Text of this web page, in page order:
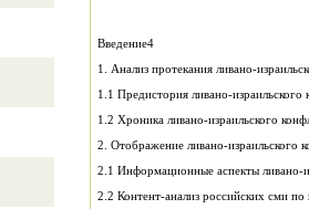
Введение4
1. Анализ протекания ливано-
1.1 Предистория ливано-израильского
1.2 Хроника ливано-израильского
2. Отображение ливано-израильского
2.1 Информационные аспекты ливано-
2.2 Контент-анализ российских сми по